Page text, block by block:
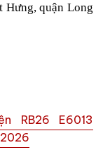
quận Long
RB26 E6013